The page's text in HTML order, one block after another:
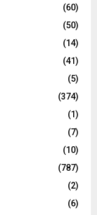
(60)
(50)
(14)
(41)
(5)
(374)
(1)
(7)
(10)
(787)
(2)
(6)